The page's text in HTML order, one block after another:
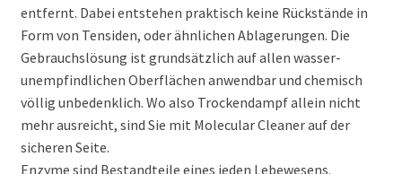
entfernt. Dabei entstehen praktisch keine Rückstände in
Form von Tensiden, oder ähnlichen Ablagerungen. Die
Gebrauchslösung ist grundsätzlich auf allen wasser-
unempfindlichen Oberflächen anwendbar und chemisch
völlig unbedenklich. Wo also Trockendampf allein nicht
mehr ausreicht, sind Sie mit Molecular Cleaner auf der
sicheren Seite.
Enzyme sind Bestandteile eines jeden Lebewesens.